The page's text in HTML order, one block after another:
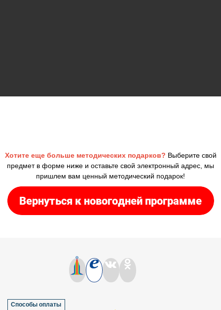
Хотите еще больше методических подарков? Выберите свой
предмет в форме ниже и оставьте свой электронный адрес, мы
пришлем вам ценный методический подарок!
Способы оплаты